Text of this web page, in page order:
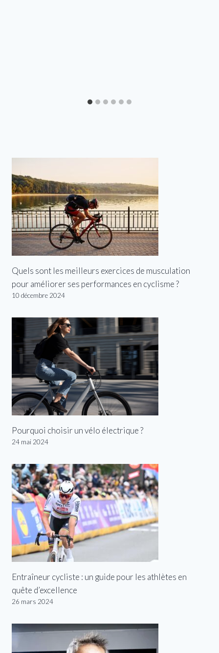
Quels sont les meilleurs exercices de musculation
pour améliorer ses performances en cyclisme ?
10 décembre 2024
Pourquoi choisir un vélo électrique ?
24 mai 2024
Entraîneur cycliste : un guide pour les athlètes en
quête d’excellence
26 mars 2024